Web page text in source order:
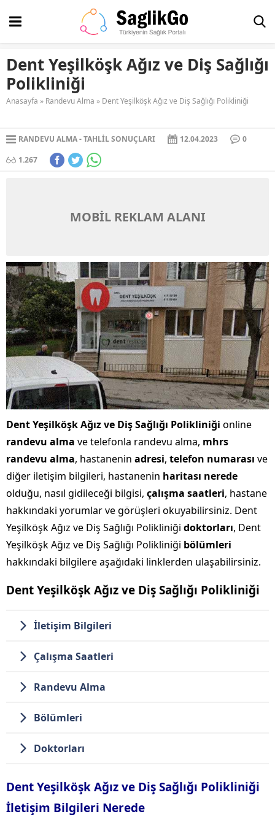
Dent Yeşilköşk Ağız ve Diş Sağlığı
Polikliniği
Anasayfa » Randevu Alma » Dent Yeşilköşk Ağız ve Diş Sağlığı Polikliniği
RANDEVU ALMA TAHLIL SONUÇLARI 12.04.2023
0
1.267
MOBİL REKLAM ALANI
Dent Yeşilköşk Ağız ve Diş Sağlığı Polikliniği online
randevu alma ve telefonla randevu alma, mhrs
randevu alma, hastanenin adresi, telefon numarası ve
diğer iletişim bilgileri, hastanenin haritası nerede
olduğu, nasıl gidileceği bilgisi, çalışma saatleri, hastane
hakkındaki yorumlar ve görüşleri okuyabilirsiniz. Dent
Yeşilköşk Ağız ve Diş Sağlığı Polikliniği doktorları, Dent
Yeşilköşk Ağız ve Diş Sağlığı Polikliniği bölümleri
hakkındaki bilgilere aşağıdaki linklerden ulaşabilirsiniz.
Dent Yeşilköşk Ağız ve Diş Sağlığı Polikliniği
İletişim Bilgileri
Çalışma Saatleri
Randevu Alma
Bölümleri
Doktorları
Dent Yeşilköşk Ağız ve Diş Sağlığı Polikliniği
İletişim Bilgileri Nerede